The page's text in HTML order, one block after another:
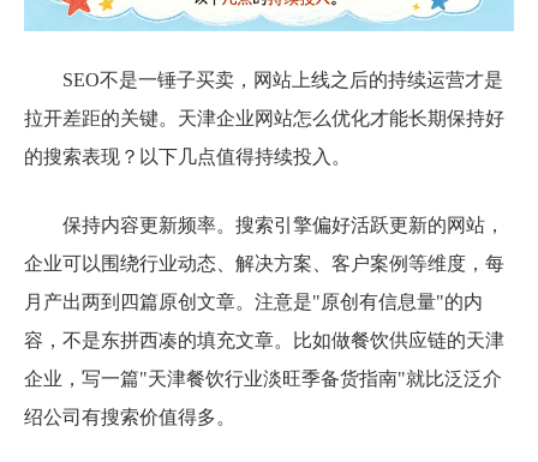
SEO不是一锤子买卖，网站上线之后的持续运营才是
拉开差距的关键。天津企业网站怎么优化才能长期保持好
的搜索表现？以下几点值得持续投入。
保持内容更新频率。搜索引擎偏好活跃更新的网站，
企业可以围绕行业动态、解决方案、客户案例等维度，每
月产出两到四篇原创文章。注意是"原创有信息量"的内
容，不是东拼西凑的填充文章。比如做餐饮供应链的天津
企业，写一篇"天津餐饮行业淡旺季备货指南"就比泛泛介
绍公司有搜索价值得多。